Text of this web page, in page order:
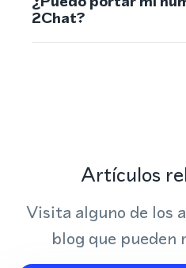
2Chat?
Artículos
Visita alguno de los
blog que